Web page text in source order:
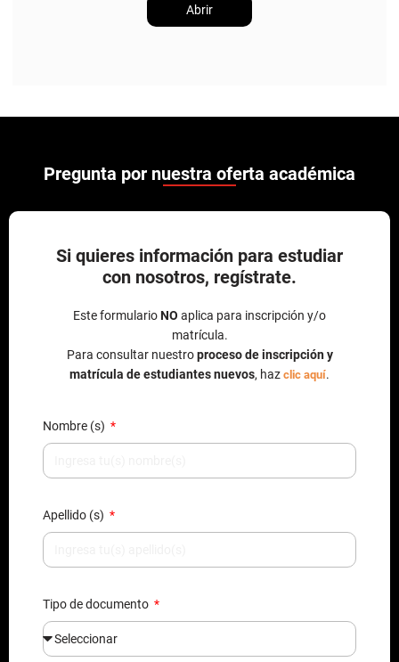
Abrir
Pregunta por nuestra oferta académica
Si quieres información para estudiar
con nosotros, regístrate.
Este formularioNO aplica para inscripción y/o
matrícula.
Para consultar nuestroproceso de inscripción y
matrícula de estudiantes nuevos, haz clic aquí.
Nombre (s)
Apellido (s)
Tipo de documento